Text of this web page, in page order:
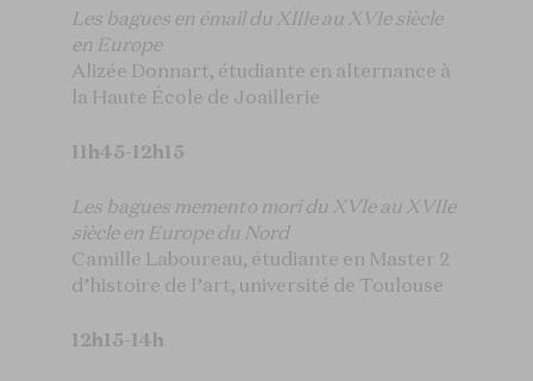
Les bagues en émail du XIIIe au XVIe siècle
en Europe
Alizée Donnart, étudiante en alternance à
la Haute École de Joaillerie
11h45-12h15
Les bagues memento mori du XVIe au XVIIe
siècle en Europe du Nord
Camille Laboureau, étudiante en Master 2
d’histoire de l’art, université de Toulouse
12h15-14h